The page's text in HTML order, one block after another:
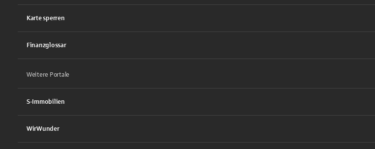
Karte sperren
Finanzglossar
Weitere Portale
S-Immobilien
WirWunder